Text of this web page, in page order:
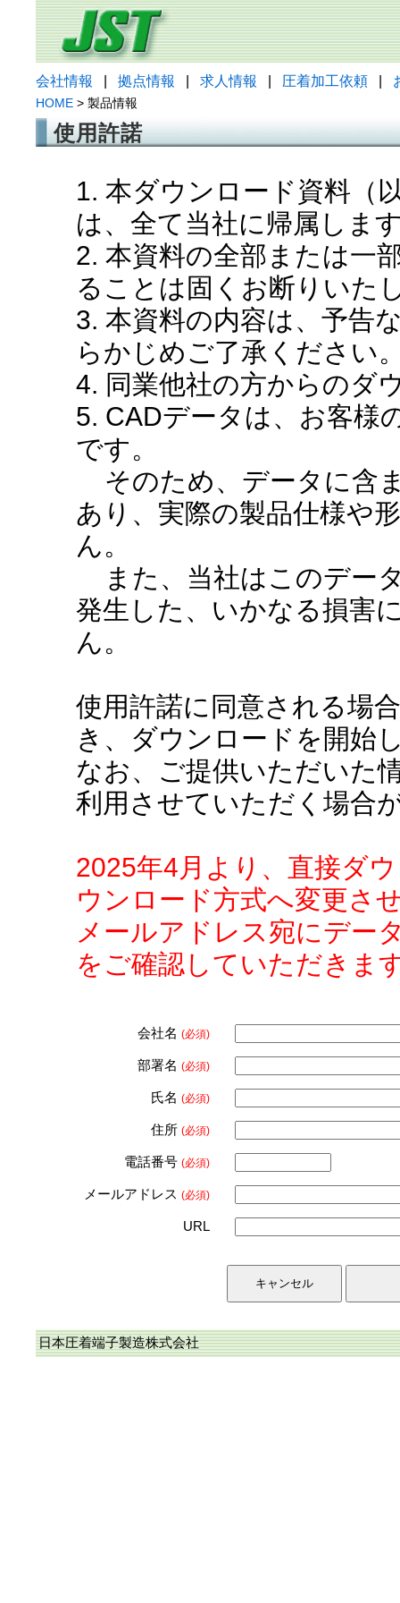
会社情報 拠点情報 求人情報 圧着加工依頼
HOME > 製品情報
使用許諾
1. 本ダウンロード資料（
は、全て当社に帰属しま
2. 本資料の全部または一
ることは固くお断りいた
3. 本資料の内容は、予告
らかじめご了承ください
4. 同業他社の方からのダ
5. CADデータは、お客様
です。
そのため、データに含
あり、実際の製品仕様や
ん。
また、当社はこのデー
発生した、いかなる損害
ん。
使用許諾に同意される場
き、ダウンロードを開始
なお、ご提供いただいた
利用させていただく場合
2025年4月より、直接ダ
ウンロード方式へ変更さ
メールアドレス宛にデー
をご確認していただきま
会社名 (必須)
部署名 (必須)
氏名 (必須)
住所 (必須)
電話番号 (必須)
メールアドレス (必須)
URL
日本圧着端子製造株式会社